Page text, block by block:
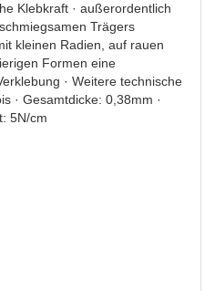
Klebkraft · außerordentlich
Trägers
kleinen Radien, auf rauen
Formen eine
· Weitere technische
· Gesamtdicke: 0,38mm ·
5N/cm